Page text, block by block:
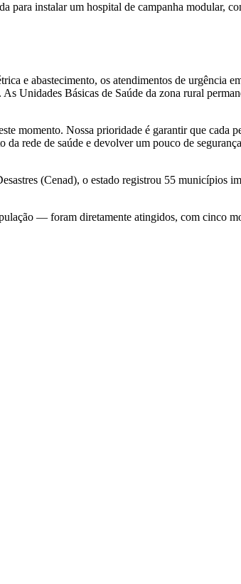
instalar um hospital de campanha modular,
e abastecimento, os atendimentos de urgência
Básicas de Saúde da zona rural
momento. Nossa prioridade é garantir que cada
rede de saúde e devolver um pouco de
(Cenad), o estado registrou 55 municípios
— foram diretamente atingidos, com cinco